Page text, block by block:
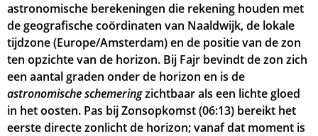
25, Di 05:06 06:43 13:45 17:36 20:46 22:26
26, Wo 05:08 06:45 13:45 17:34 20:44 22:24
05:11 06:47 13:45 17:33 20:42 22:22
28, Vr 05:13 06:48 13:44 17:32 20:40 22:20
astronomische berekeningen die rekening houden met
de geografische coördinaten van Naaldwijk, de lokale
tijdzone (Europe/Amsterdam) en de positie van de zon
ten opzichte van de horizon. Bij Fajr bevindt de zon zich
een aantal graden onder de horizon en is de
astronomische schemeringzichtbaar als een lichte gloed
in het oosten. Pas bij Zonsopkomst (06:13) bereikt het
eerste directe zonlicht de horizon; vanaf dat moment is